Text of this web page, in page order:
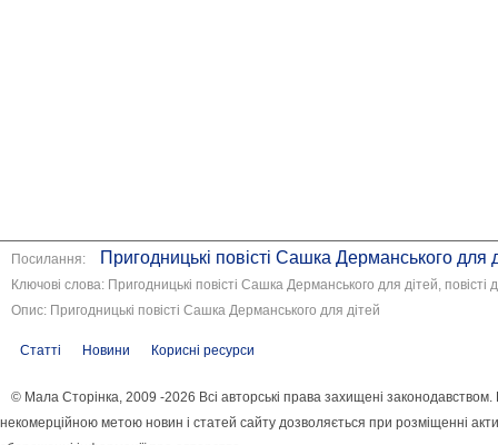
Посилання: Пригодницькі повісті Сашка Дерманського для
Ключові слова: Пригодницькі повісті Сашка Дерманського для дітей, повісті
Опис: Пригодницькі повісті Сашка Дерманського для дітей
Статті Новини Корисні ресурси
© Мала Сторінка, 2009 -2026 Всі авторські права захищені
некомерційною метою новин і статей сайту дозволяється при розміщенні